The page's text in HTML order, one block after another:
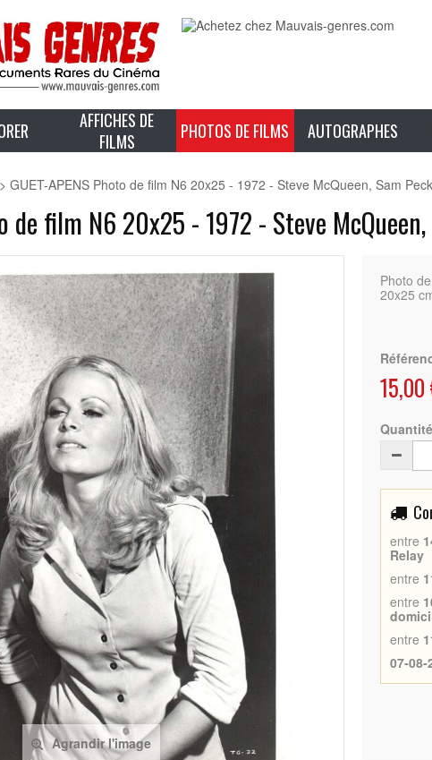
AFFICHES DE
FILMS
PHOTOS DE FILMS AUTOGRAPHES
> GUET-APENS Photo de film N6 20x25 - 1972 - Steve McQueen, Sam
de film N6 20x25 - 1972 - Steve
Agrandir l'image
Photo
20x25
15,00
entre
Relay
entre
entre
entre
07-08-